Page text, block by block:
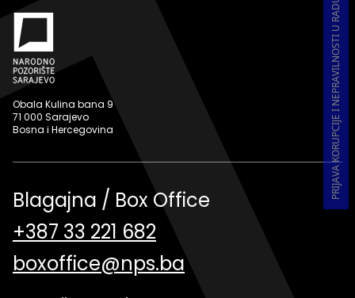
PRIJAVA KORUPCIJE I NEPRAVILNOSTI U RADU
Obala Kulina bana 9
71 000 Sarajevo
Bosna i Hercegovina
Blagajna / Box Office
+387 33 221 682
boxoffice@nps.ba